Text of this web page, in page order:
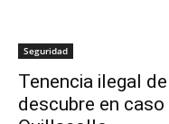
Seguridad
Tenencia ilegal
descubre en